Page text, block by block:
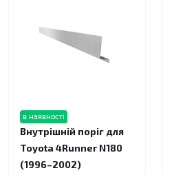
в наявності
Внутрішній поріг для
Toyota 4Runner N180
(1996–2002)